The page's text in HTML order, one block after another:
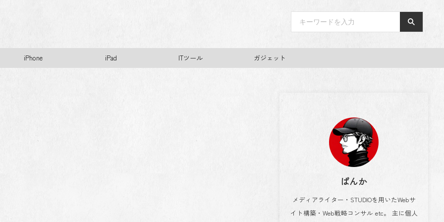
iPhone iPad ITツール ガジェット
ばんか
メディアライター・STUDIOを用いたWebサ
イト構築・Web戦略コンサル etc。 主に個人